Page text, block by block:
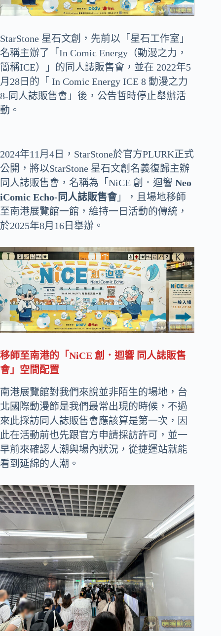
StarStone 星石文創，先前以「星石工作室」
名稱主辦了「In Comic Energy（動漫之力，
簡稱ICE）」的同人誌販售會，並在 2022年5
月28日的「 In Comic Energy ICE 8 動漫之力
8-同人誌販售會」後，公告暫時停止舉辦活
動。
2024年11月4日，StarStone於官方PLURK正式
公開，將以StarStone 星石文創名義復歸主辦
同人誌販售會，名稱為「NiCE 創．迴響 Neo
iComic Echo-同人誌販售會」，且場地移師
至南港展覽館一館，維持一日活動的傳統，
於2025年8月16日舉辦。
移師至南港的「NiCE 創．迴響 同人誌販售
會」空間配置
南港展覽館對我們來說並非陌生的場地，台
北國際動漫節是我們最常出現的時候，不過
來此採訪同人誌販售會應該算是第一次，因
此在活動前也先跟官方申請採訪許可，並一
早前來確認人潮與場內狀況，從捷運站就能
看到延綿的人潮。